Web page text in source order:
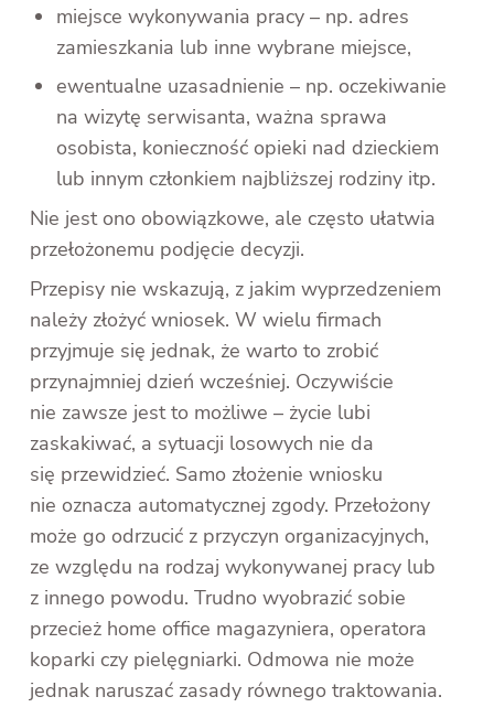
miejsce wykonywania pracy – np. adres
zamieszkania lub inne wybrane miejsce,
ewentualne uzasadnienie – np. oczekiwanie
na wizytę serwisanta, ważna sprawa
osobista, konieczność opieki nad dzieckiem
lub innym członkiem najbliższej rodziny itp.
Nie jest ono obowiązkowe, ale często ułatwia
przełożonemu podjęcie decyzji.
Przepisy nie wskazują, z jakim wyprzedzeniem
należy złożyć wniosek. W wielu firmach
przyjmuje się jednak, że warto to zrobić
przynajmniej dzień wcześniej. Oczywiście
nie zawsze jest to możliwe – życie lubi
zaskakiwać, a sytuacji losowych nie da
się przewidzieć. Samo złożenie wniosku
nie oznacza automatycznej zgody. Przełożony
może go odrzucić z przyczyn organizacyjnych,
ze względu na rodzaj wykonywanej pracy lub
z innego powodu. Trudno wyobrazić sobie
przecież home office magazyniera, operatora
koparki czy pielęgniarki. Odmowa nie może
jednak naruszać zasady równego traktowania.